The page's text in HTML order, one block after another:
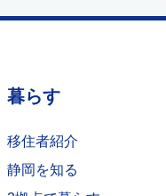
暮らす
移住者紹介
静岡を知る